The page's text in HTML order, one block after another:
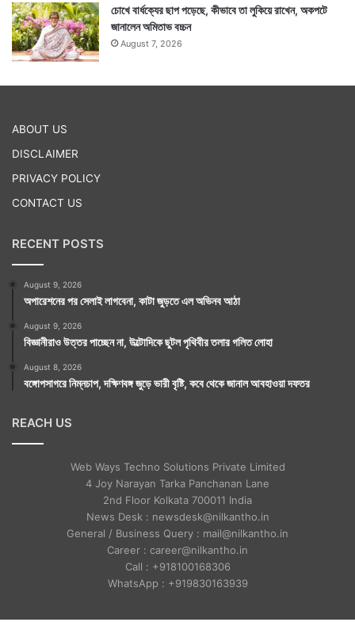
চোখে বার্ধক্যের ছাপ পড়েছে, কীভাবে তা লুকিয়ে রাখেন, অকপটে
জানালেন অমিতাভ বচ্চন
August 7, 2026
ABOUT US
DISCLAIMER
PRIVACY POLICY
CONTACT US
RECENT POSTS
August 9, 2026
অপারেশনের পর সেলাই লাগবেনা, কাটা জুড়তে এল অভিনব আঠা
August 9, 2026
বিজ্ঞানীরাও উত্তর পাচ্ছেন না, উল্টোদিকে ছুটল পৃথিবীর তলার গলিত লোহা
August 8, 2026
বঙ্গোপসাগরে নিম্নচাপ, দক্ষিণবঙ্গ জুড়ে ভারী বৃষ্টি, কবে থেকে জানাল আবহাওয়া দফতর
REACH US
Web Ways Techno Solutions Private Limited
4 Joy Narayan Tarka Panchanan Lane
2nd Floor Kolkata 700011 India
News Desk : newsdesk@nilkantho.in
General / Business Query : mail@nilkantho.in
Career : career@nilkantho.in
Call : +918100168306
WhatsApp : +919830163939